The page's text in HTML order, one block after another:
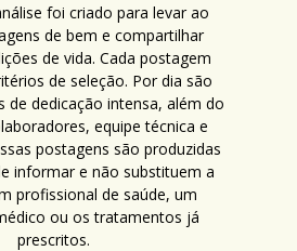
foi criado para levar ao
de bem e compartilhar
de vida. Cada postagem
de seleção. Por dia são
de dedicação intensa, além do
equipe técnica e
postagens são produzidas
informar e não substituem a
profissional de saúde, um
ou os tratamentos já
prescritos.